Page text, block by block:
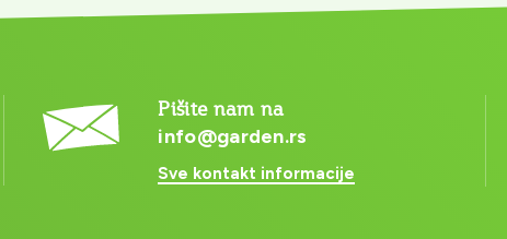
Pišite nam na
info@garden.rs
Sve kontakt informacije